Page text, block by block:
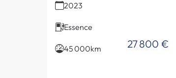
2023
Essence
45 000km 27 800 €